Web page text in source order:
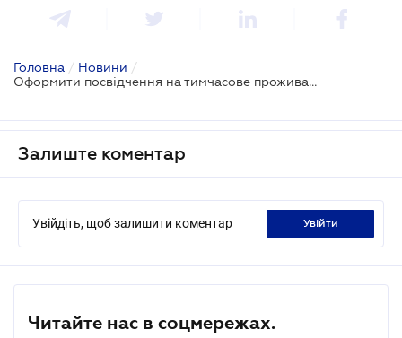
Головна / Новини /
Оформити посвідчення на тимчасове проживання стало простіше - Кабмін
Залиште коментар
Увійдіть, щоб залишити коментар увійти
Читайте нас в соцмережах.